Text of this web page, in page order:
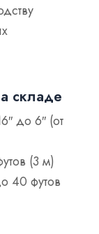
складе
до 6″ (от
(3 м)
40 футов